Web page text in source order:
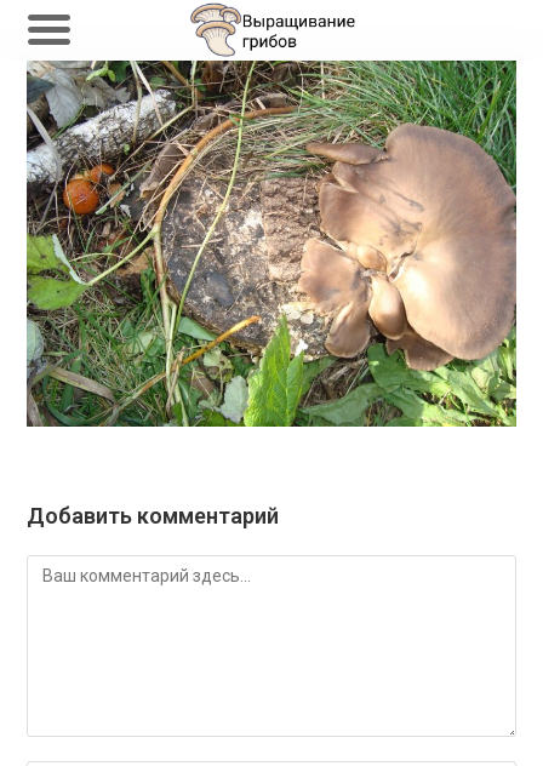
Перейти
содержимому
Добавить комментарий
Комментарий